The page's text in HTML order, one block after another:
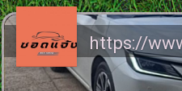
https://